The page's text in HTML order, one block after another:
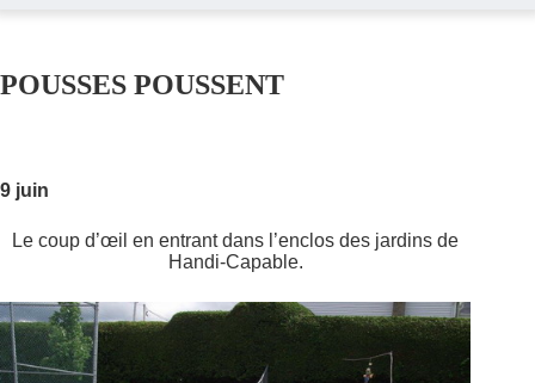
POUSSES POUSSENT
9 juin
Le coup d’œil en entrant dans l’enclos des jardins de
Handi-Capable.